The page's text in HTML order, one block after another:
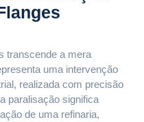
transcende a mera
uma intervenção
realizada com precisão
paralisação significa
de uma refinaria,